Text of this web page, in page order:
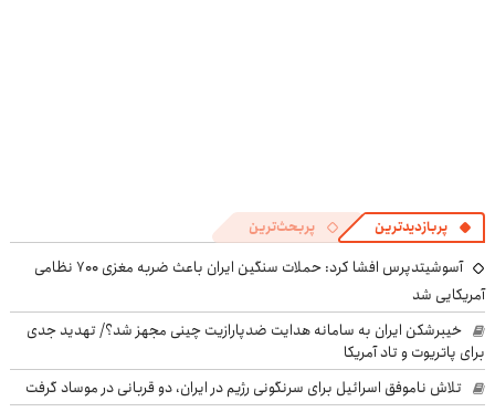
پربازدیدترین پربحث‌ترین
آسوشیتدپرس افشا کرد: حملات سنگین ایران باعث ضربه مغزی ۷۰۰ نظامی
آمریکایی شد
خیبرشکن ایران به سامانه هدایت ضدپارازیت چینی مجهز شد؟/ تهدید جدی
برای پاتریوت و تاد آمریکا
تلاش ناموفق اسرائیل برای سرنگونی رژیم در ایران، دو قربانی در موساد گرفت